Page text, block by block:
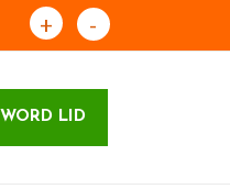
+ -
WORD LID